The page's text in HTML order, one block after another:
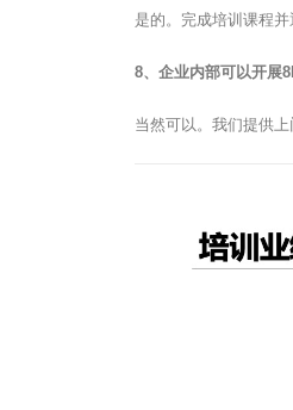
是的。完成培训课程
8、企业内部可以开展
当然可以。我们提供